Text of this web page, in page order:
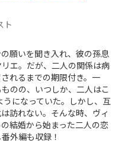
ト
願いを聞き入れ、彼の孫息
エ。だが、二人の関係は病
れるまでの期限付き。一
のの、いつしか、二人はこ
になっていた。しかし、互
訪れない。そんな時、ヴィ
の結婚から始まった二人の恋
外編も収録！